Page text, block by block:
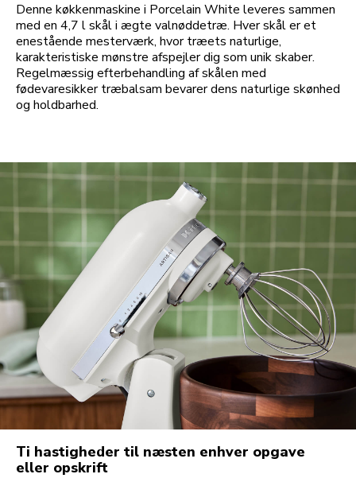
Denne køkkenmaskine i Porcelain White leveres sammen
med en 4,7 l skål i ægte valnøddetræ. Hver skål er et
enestående mesterværk, hvor træets naturlige,
karakteristiske mønstre afspejler dig som unik skaber.
Regelmæssig efterbehandling af skålen med
fødevaresikker træbalsam bevarer dens naturlige skønhed
og holdbarhed.
Ti hastigheder til næsten enhver opgave
eller opskrift